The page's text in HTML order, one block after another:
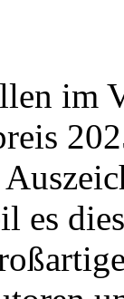
im
es